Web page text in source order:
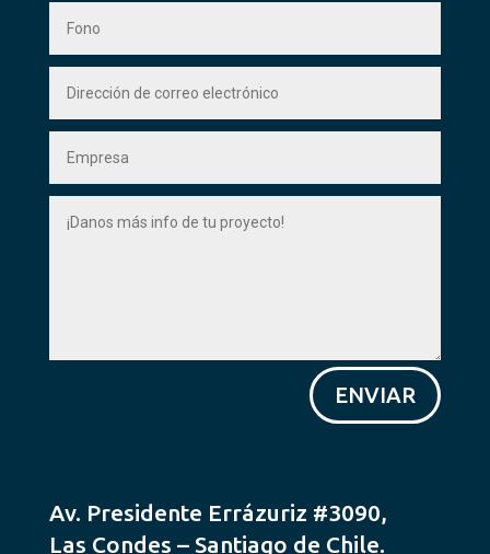
ENVIAR
Av. Presidente Errázuriz #3090,
Las Condes – Santiago de Chile.